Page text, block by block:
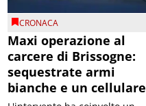
CRONACA
Maxi operazione al
carcere di Brissogne:
sequestrate armi
bianche e un cellulare